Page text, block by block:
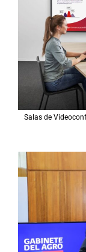
Salas de